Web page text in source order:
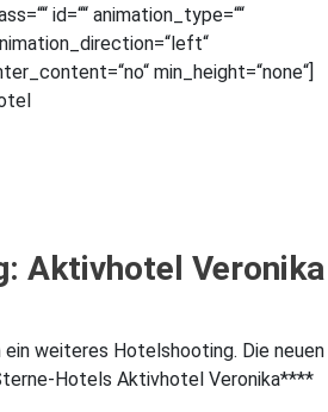
id=““ animation_type=““
min_height=“none“]
Aktivhotel Veronika
ein weiteres Hotelshooting. Die neuen
Hotels Aktivhotel Veronika****